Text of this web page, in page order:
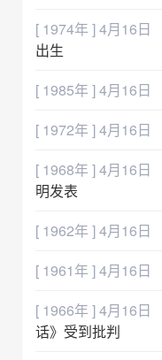
[ 1974年 ] 4月16日
出生
[ 1985年 ] 4月16日
[ 1972年 ] 4月16日
[ 1968年 ] 4月16日
明发表
[ 1962年 ] 4月16日
[ 1961年 ] 4月16日
[ 1966年 ] 4月16日
话》受到批判